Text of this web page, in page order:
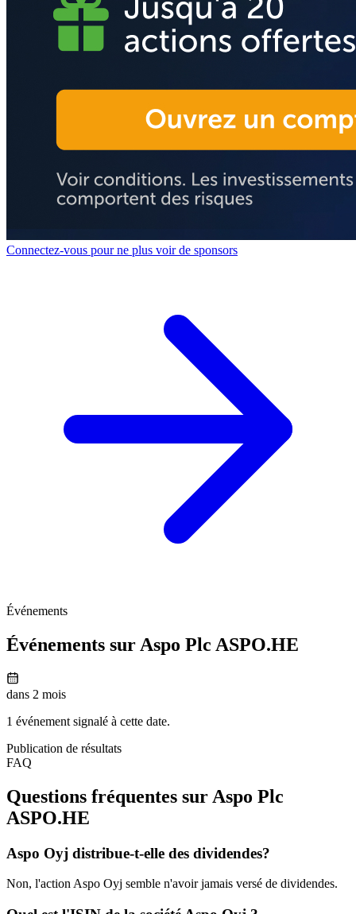
Connectez-vous pour ne plus voir de sponsors
Événements
Événements sur Aspo Plc ASPO.HE
dans 2 mois
1 événement signalé à cette date.
Publication de résultats
FAQ
Questions fréquentes sur Aspo Plc
ASPO.HE
Aspo Oyj distribue-t-elle des dividendes?
Non, l'action Aspo Oyj semble n'avoir jamais versé de dividendes.